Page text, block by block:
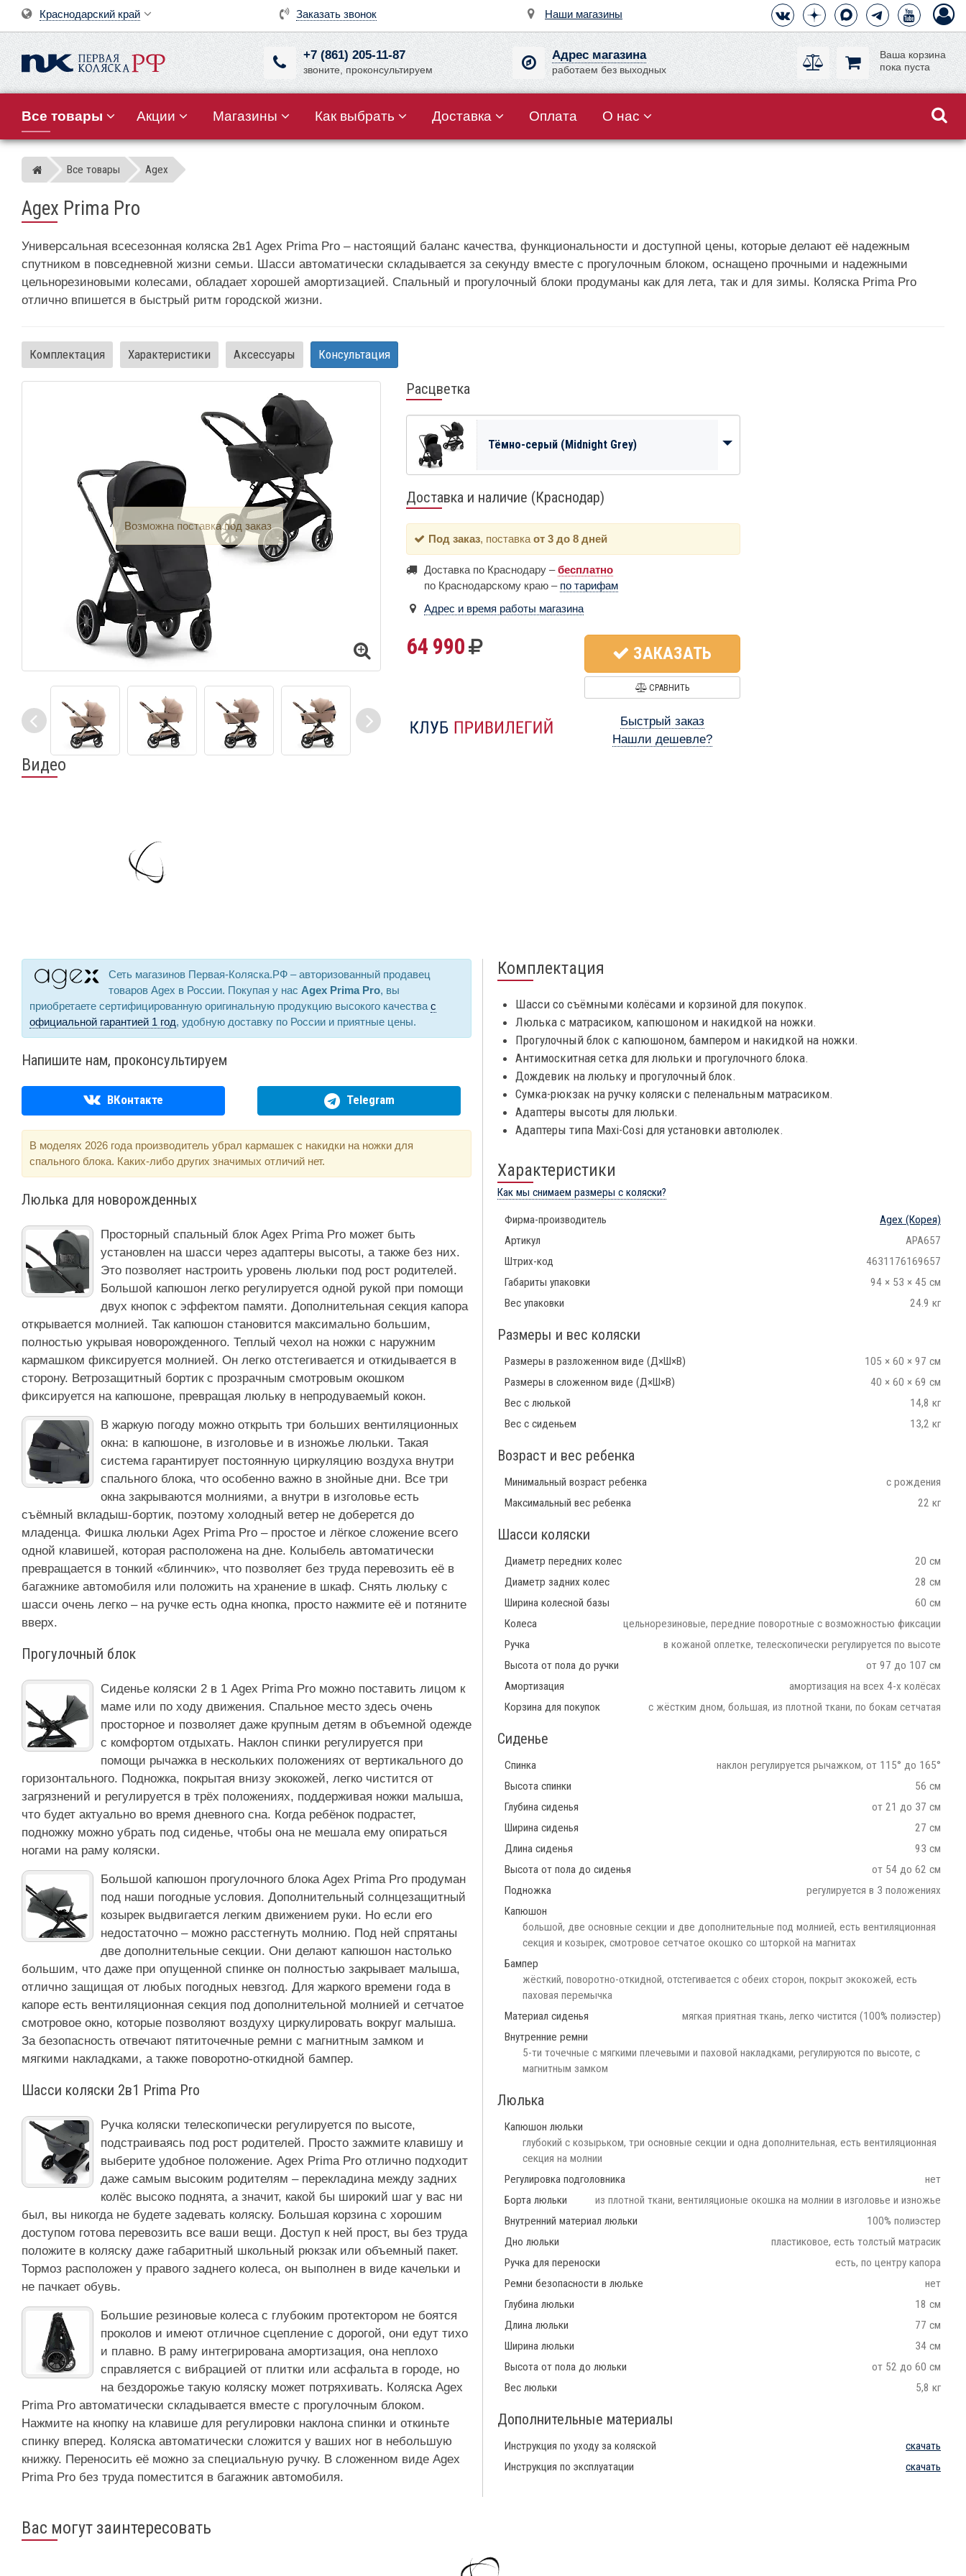
Заказать звонок Наши магазины
Краснодарский край
+7 (861) 205-11-87
звоните, проконсультируем
Адрес магазина
работаем без выходных
Ваша корзина
пока пуста
Все товары Акции Магазины Как выбрать Доставка Оплата О нас
Магазин детских колясок
Все товары Agex
Agex Prima Pro
Универсальная всесезонная коляска 2в1 Agex Prima Pro – настоящий баланс качества, функциональности и доступной цены, которые делают её надежным
спутником в повседневной жизни семьи. Шасси автоматически складывается за секунду вместе с прогулочным блоком, оснащено прочными и надежными
цельнорезиновыми колесами, обладает хорошей амортизацией. Спальный и прогулочный блоки продуманы как для лета, так и для зимы. Коляска Prima Pro
отлично впишется в быстрый ритм городской жизни.
Комплектация Характеристики Аксессуары Консультация
Расцветка
Тёмно-серый (Midnight Grey)
Доставка и наличие (Краснодар)
Под заказ, поставка от 3 до 8 дней
Доставка по Краснодару –бесплатно
по Краснодарскому краю – по тарифам
Адрес и время работы магазина
64 990 ЗАКАЗАТЬ
СРАВНИТЬ
Быстрый заказ
Нашли дешевле?
Видео
Сеть магазинов Первая-Коляска.РФ – авторизованный продавец
товаров Agex в России. Покупая у нас Agex Prima Pro, вы
приобретаете сертифицированную оригинальную продукцию высокого качества с
официальной гарантией 1 год, удобную доставку по России и приятные цены.
Напишите нам, проконсультируем
ВКонтакте Telegram
В моделях 2026 года производитель убрал кармашек с накидки на ножки для
спального блока. Каких-либо других значимых отличий нет.
Люлька для новорожденных
Просторный спальный блок Agex Prima Pro может быть
установлен на шасси через адаптеры высоты, а также без них.
Это позволяет настроить уровень люльки под рост родителей.
Большой капюшон легко регулируется одной рукой при помощи
двух кнопок с эффектом памяти. Дополнительная секция капора
открывается молнией. Так капюшон становится максимально большим,
полностью укрывая новорожденного. Теплый чехол на ножки с наружним
кармашком фиксируется молнией. Он легко отстегивается и откидывается в
сторону. Ветрозащитный бортик с прозрачным смотровым окошком
фиксируется на капюшоне, превращая люльку в непродуваемый кокон.
В жаркую погоду можно открыть три больших вентиляционных
окна: в капюшоне, в изголовье и в изножье люльки. Такая
система гарантирует постоянную циркуляцию воздуха внутри
спального блока, что особенно важно в знойные дни. Все три
окна закрываются молниями, а внутри в изголовье есть
съёмный вкладыш-бортик, поэтому холодный ветер не доберется до
младенца. Фишка люльки Agex Prima Pro – простое и лёгкое сложение всего
одной клавишей, которая расположена на дне. Колыбель автоматически
превращается в тонкий «блинчик», что позволяет без труда перевозить её в
багажнике автомобиля или положить на хранение в шкаф. Снять люльку с
шасси очень легко – на ручке есть одна кнопка, просто нажмите её и потяните
вверх.
Прогулочный блок
Сиденье коляски 2 в 1 Agex Prima Pro можно поставить лицом к
маме или по ходу движения. Спальное место здесь очень
просторное и позволяет даже крупным детям в объемной одежде
с комфортом отдыхать. Наклон спинки регулируется при
помощи рычажка в нескольких положениях от вертикального до
горизонтального. Подножка, покрытая внизу экокожей, легко чистится от
загрязнений и регулируется в трёх положениях, поддерживая ножки малыша,
что будет актуально во время дневного сна. Когда ребёнок подрастет,
подножку можно убрать под сиденье, чтобы она не мешала ему опираться
ногами на раму коляски.
Большой капюшон прогулочного блока Agex Prima Pro продуман
под наши погодные условия. Дополнительный солнцезащитный
козырек выдвигается легким движением руки. Но если его
недостаточно – можно расстегнуть молнию. Под ней спрятаны
две дополнительные секции. Они делают капюшон настолько
большим, что даже при опущенной спинке он полностью закрывает малыша,
отлично защищая от любых погодных невзгод. Для жаркого времени года в
капоре есть вентиляционная секция под дополнительной молнией и сетчатое
смотровое окно, которые позволяют воздуху циркулировать вокруг малыша.
За безопасность отвечают пятиточечные ремни с магнитным замком и
мягкими накладками, а также поворотно-откидной бампер.
Шасси коляски 2в1 Prima Pro
Ручка коляски телескопически регулируется по высоте,
подстраиваясь под рост родителей. Просто зажмите клавишу и
выберите удобное положение. Agex Prima Pro отлично подходит
даже самым высоким родителям – перекладина между задних
колёс высоко поднята, а значит, какой бы широкий шаг у вас ни
был, вы никогда не будете задевать коляску. Большая корзина с хорошим
доступом готова перевозить все ваши вещи. Доступ к ней прост, вы без труда
положите в коляску даже габаритный школьный рюкзак или объемный пакет.
Тормоз расположен у правого заднего колеса, он выполнен в виде качельки и
не пачкает обувь.
Большие резиновые колеса с глубоким протектором не боятся
проколов и имеют отличное сцепление с дорогой, они едут тихо
и плавно. В раму интегрирована амортизация, она неплохо
справляется с вибрацией от плитки или асфальта в городе, но
на бездорожье такую коляску может потряхивать. Коляска Agex
Prima Pro автоматически складывается вместе с прогулочным блоком.
Нажмите на кнопку на клавише для регулировки наклона спинки и откиньте
спинку вперед. Коляска автоматически сложится у ваших ног в небольшую
книжку. Переносить её можно за специальную ручку. В сложенном виде Agex
Prima Pro без труда поместится в багажник автомобиля.
Комплектация
Шасси со съёмными колёсами и корзиной для покупок.
Люлька с матрасиком, капюшоном и накидкой на ножки.
Прогулочный блок с капюшоном, бампером и накидкой на ножки.
Антимоскитная сетка для люльки и прогулочного блока.
Дождевик на люльку и прогулочный блок.
Сумка-рюкзак на ручку коляски с пеленальным матрасиком.
Адаптеры высоты для люльки.
Адаптеры типа Maxi-Cosi для установки автолюлек.
Характеристики
Как мы снимаем размеры с коляски?
Фирма-производитель Agex (Корея)
Артикул
APA657
Штрих-код
4631176169657
Габариты упаковки
94 × 53 × 45 см
Вес упаковки
24.9 кг
Размеры и вес коляски
Размеры в разложенном виде (Д×Ш×В)
105 × 60 × 97 см
Размеры в сложенном виде (Д×Ш×В)
40 × 60 × 69 см
Вес с люлькой
14,8 кг
Вес с сиденьем
13,2 кг
Возраст и вес ребенка
Минимальный возраст ребенка
с рождения
Максимальный вес ребенка
22 кг
Шасси коляски
Диаметр передних колес
20 см
Диаметр задних колес
28 см
Ширина колесной базы
60 см
Колеса
цельнорезиновые, передние поворотные с возможностью фиксации
Ручка
в кожаной оплетке, телескопически регулируется по высоте
Высота от пола до ручки
от 97 до 107 см
Амортизация
амортизация на всех 4-х колёсах
Корзина для покупок
с жёстким дном, большая, из плотной ткани, по бокам сетчатая
Сиденье
Спинка
наклон регулируется рычажком, от 115° до 165°
Высота спинки
56 см
Глубина сиденья
от 21 до 37 см
Ширина сиденья
27 см
Длина сиденья
93 см
Высота от пола до сиденья
от 54 до 62 см
Подножка
регулируется в 3 положениях
Капюшон
большой, две основные секции и две дополнительные под молнией, есть вентиляционная
секция и козырек, смотровое сетчатое окошко со шторкой на магнитах
Бампер
жёсткий, поворотно-откидной, отстегивается с обеих сторон, покрыт экокожей, есть
паховая перемычка
Материал сиденья
мягкая приятная ткань, легко чистится (100% полиэстер)
Внутренние ремни
5-ти точечные с мягкими плечевыми и паховой накладками, регулируются по высоте, с
магнитным замком
Люлька
Капюшон люльки
глубокий с козырьком, три основные секции и одна дополнительная, есть вентиляционная
секция на молнии
Регулировка подголовника
нет
Борта люльки
из плотной ткани, вентиляционые окошка на молнии в изголовье и изножье
Внутренний материал люльки
100% полиэстер
Дно люльки
пластиковое, есть толстый матрасик
Ручка для переноски
есть, по центру капора
Ремни безопасности в люльке
нет
Глубина люльки
18 см
Длина люльки
77 см
Ширина люльки
34 см
Высота от пола до люльки
от 52 до 60 см
Вес люльки
5,8 кг
Дополнительные материалы
Инструкция по уходу за коляской
скачать
Инструкция по эксплуатации
скачать
Вас могут заинтересовать